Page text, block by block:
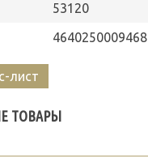
53120
4640250009468
лист
ТОВАРЫ